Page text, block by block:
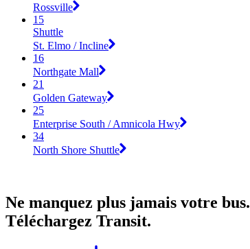
Rossville
15
Shuttle
St. Elmo / Incline
16
Northgate Mall
21
Golden Gateway
25
Enterprise South / Amnicola Hwy
34
North Shore Shuttle
Ne manquez plus jamais votre bus.
Téléchargez Transit.